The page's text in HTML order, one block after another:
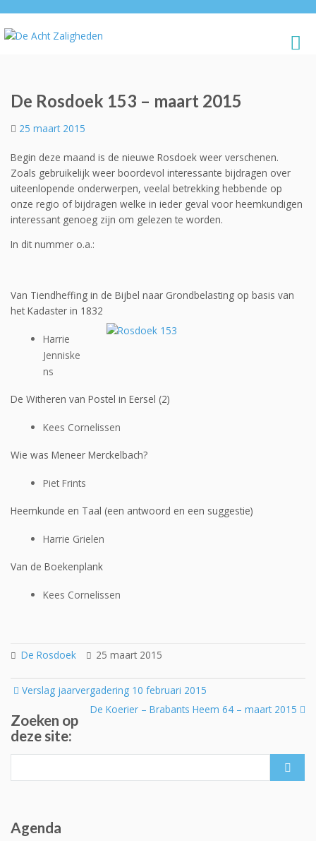
De Rosdoek 153 – maart 2015
25 maart 2015
Begin deze maand is de nieuwe Rosdoek weer verschenen.
Zoals gebruikelijk weer boordevol interessante bijdragen over
uiteenlopende onderwerpen, veelal betrekking hebbende op
onze regio of bijdragen welke in ieder geval voor heemkundigen
interessant genoeg zijn om gelezen te worden.
In dit nummer o.a.:
Van Tiendheffing in de Bijbel naar Grondbelasting op basis van
het Kadaster in 1832
Harrie
Jenniske
ns
De Witheren van Postel in Eersel (2)
Kees Cornelissen
Wie was Meneer Merckelbach?
Piet Frints
Heemkunde en Taal (een antwoord en een suggestie)
Harrie Grielen
Van de Boekenplank
Kees Cornelissen
De Rosdoek 25 maart 2015
Post
Verslag jaarvergadering 10 februari 2015
De Koerier – Brabants Heem 64 – maart 2015
Zoeken op
deze site:
Agenda